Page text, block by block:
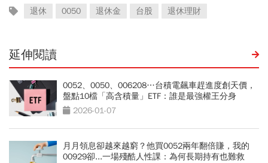
退休 0050 退休金 台股 退休理財
延伸閱讀
0052、0050、006208…台積電飆車趕進度創天價，
盤點10檔「高含積量」ETF：誰是最強權王分身
2026-01-07
月月領息卻越來越窮？他買0052兩年翻倍賺，我的
00929卻...一場殘酷人性課：為何長期持有也難救